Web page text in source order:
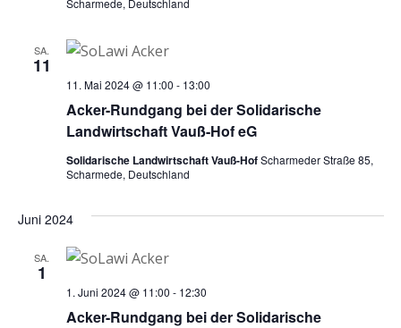
Scharmede, Deutschland
SA.
11
Acker-Rundgang bei der Solidarische
Landwirtschaft Vauß-Hof eG
11. Mai 2024 @ 11:00 - 13:00
Solidarische Landwirtschaft Vauß-HofScharmeder Straße 85,
Scharmede, Deutschland
Juni 2024
SA.
1
Acker-Rundgang bei der Solidarische
1. Juni 2024 @ 11:00 - 12:30